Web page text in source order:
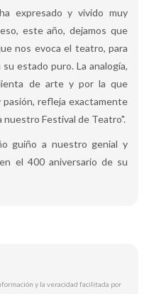
expresado y vivido muy
este año, dejamos que
nos evoca el teatro, para
estado puro. La analogía,
de arte y por la que
refleja exactamente
nuestro Festival de Teatro".
guiño a nuestro genial y
el 400 aniversario de su
y la veracidad facilitada por